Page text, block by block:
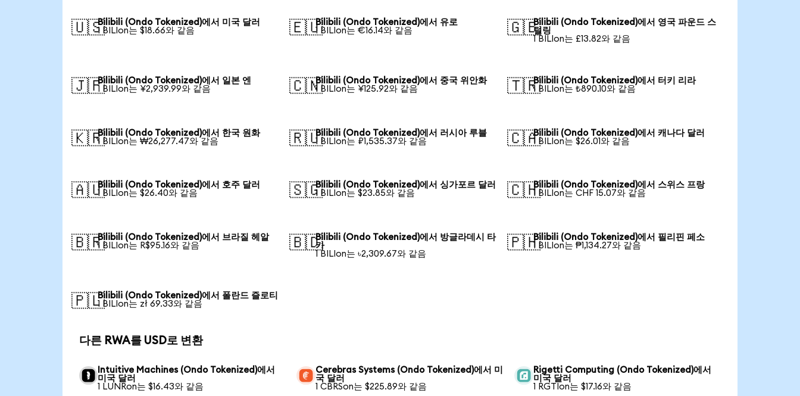
🇺🇸Bilibili (Ondo Tokenized)에서 미국 달러
1 BILIon는 $18.66와 같음
🇪🇺Bilibili (Ondo Tokenized)에서 유로
1 BILIon는 €16.14와 같음
🇬🇧Bilibili (Ondo Tokenized)에서 영국 파운드 스
털링
1 BILIon는 £13.82와 같음
🇯🇵Bilibili (Ondo Tokenized)에서 일본 엔
1 BILIon는 ¥2,939.99와 같음
🇨🇳Bilibili (Ondo Tokenized)에서 중국 위안화
1 BILIon는 ¥125.92와 같음
🇹🇷Bilibili (Ondo Tokenized)에서 터키 리라
1 BILIon는 ₺890.10와 같음
🇰🇷Bilibili (Ondo Tokenized)에서 한국 원화
1 BILIon는 ₩26,277.47와 같음
🇷🇺Bilibili (Ondo Tokenized)에서 러시아 루블
1 BILIon는 ₽1,535.37와 같음
🇨🇦Bilibili (Ondo Tokenized)에서 캐나다 달러
1 BILIon는 $26.01와 같음
🇦🇺Bilibili (Ondo Tokenized)에서 호주 달러
1 BILIon는 $26.40와 같음
🇸🇬Bilibili (Ondo Tokenized)에서 싱가포르 달러
1 BILIon는 $23.85와 같음
🇨🇭Bilibili (Ondo Tokenized)에서 스위스 프랑
1 BILIon는 CHF 15.07와 같음
🇧🇷Bilibili (Ondo Tokenized)에서 브라질 헤알
1 BILIon는 R$95.16와 같음
🇧🇩Bilibili (Ondo Tokenized)에서 방글라데시 타
카
1 BILIon는 ৳2,309.67와 같음
🇵🇭Bilibili (Ondo Tokenized)에서 필리핀 페소
1 BILIon는 ₱1,134.27와 같음
🇵🇱Bilibili (Ondo Tokenized)에서 폴란드 즐로티
1 BILIon는 zł 69.33와 같음
다른 RWA를 USD로 변환
Intuitive Machines (Ondo Tokenized)에서
미국 달러
1 LUNRon는 $16.43와 같음
Cerebras Systems (Ondo Tokenized)에서 미
국 달러
1 CBRSon는 $225.89와 같음
Rigetti Computing (Ondo Tokenized)에서
미국 달러
1 RGTIon는 $17.16와 같음